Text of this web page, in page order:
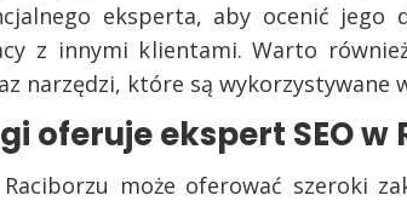
eksperta, aby ocenić jego
z innymi klientami. Warto
narzędzi, które są wykorzystywane
oferuje ekspert SEO w
może oferować szeroki